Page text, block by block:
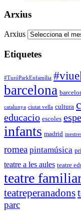
Arxius
Arxius
Etiquetes
#TuróParkEnfamília
barcelona
catalunya ciutat vella cultura
educacio escoles
infants madrid
romea pintamúsica
teatre a les aules teatre
teatre
teatreperanadons
parc